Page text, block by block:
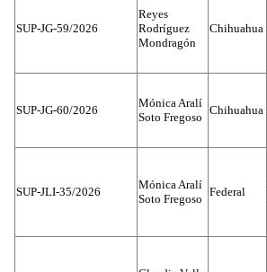
SUP-JG-59/2026
Reyes
Rodríguez
Mondragón
Chihuahua
SUP-JG-60/2026
Mónica Aralí
Soto Fregoso
Chihuahua
SUP-JLI-35/2026
Mónica Aralí
Soto Fregoso
Federal